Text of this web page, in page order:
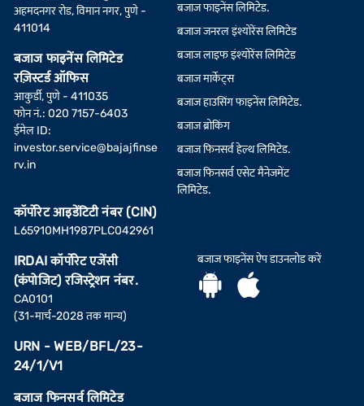
अहमदनगर रोड, विमान नगर, पुणे -
411014
बजाज फाइनेंस लिमिटेड
रज़िस्टर्ड ऑफिस
आकुर्डी, पुणे - 411035
फोन नं.: 020 7157-6403
ईमेल ID:
investor.service@bajajfinse
rv.in
कॉर्पोरेट आइडेंटिटी नंबर (CIN)
L65910MH1987PLC042961
IRDAI कॉर्पोरेट एजेंसी
(कंपोजिट) रजिस्ट्रेशन नंबर.
CA0101
(31-मार्च-2028 तक मान्य)
URN - WEB/BFL/23-
24/1/V1
बजाज फिनसर्व लिमिटेड
बजाज फाइनेंस लिमिटेड.
बजाज जनरल इंश्योरेंस लिमिटेड
बजाज लाइफ इंश्योरेंस लिमिटेड
बजाज मार्केट्स
बजाज हाउसिंग फाइनेंस लिमिटेड.
बजाज ब्रोकिंग
बजाज फिनसर्व हेल्थ लिमिटेड.
बजाज फिनसर्व एसेट मैनेजमेंट
लिमिटेड.
बजाज फाइनेंस ऐप डाउनलोड करें